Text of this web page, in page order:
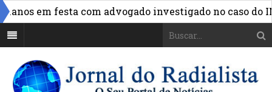
em festa com advogado investigado no caso do INSS